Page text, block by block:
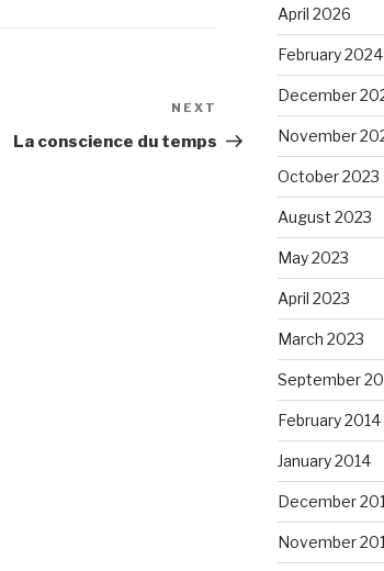
Post
NEXT
La conscience du temps
April 2026
February 2024
December
November
October 2023
August 2023
May 2023
April 2023
March 2023
September
February 2014
January 2014
December
November